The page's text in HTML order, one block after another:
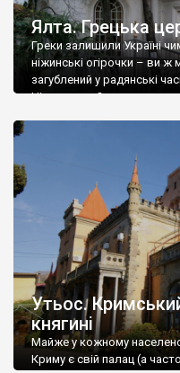
Ялта. Грецька
Греки залишили Україні
ніжинські огірочки – ви ж
загублений у радянські
Ніжин греки?
Утьос.
княгині
Майже у кожному
Криму є свій палац (а